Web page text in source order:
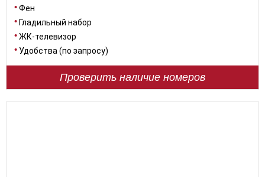
Фен
Гладильный набор
ЖК-телевизор
Удобства (по запросу)
Проверить наличие номеров